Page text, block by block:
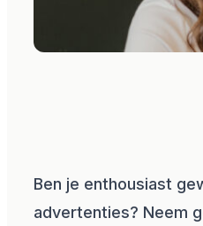
Ben je enthousiast
advertenties? Neem